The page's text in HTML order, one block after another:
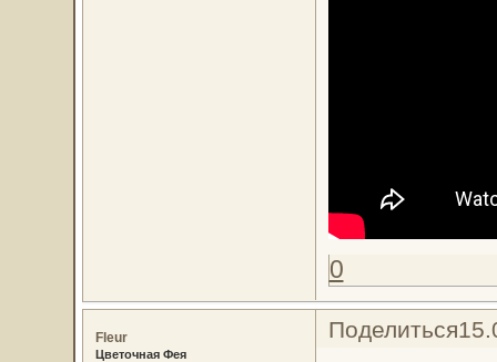
0
Поделиться
Fleur
Цветочная Фея